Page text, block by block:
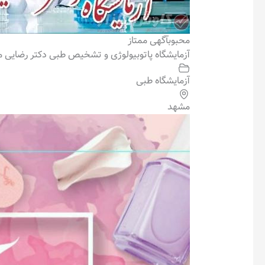
محبوبآگهی ممتاز
آزمایشگاه پاتوبیولوژی و تشخیص طبی دکتر
آزمایشگاه طبی
مشهد